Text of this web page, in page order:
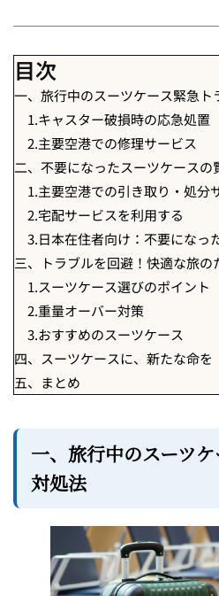
目次
一、旅行中のスーツケース緊急ト
1.キャスター破損時の応急処置
2.主要空港での修理サービス
二、不要になったスーツケースの
1.主要空港での引き取り・処分
2.宅配サービスを利用する
3.日本在住者向け：不要になっ
三、トラブルを回避！快適な旅
1.スーツケース選びのポイント
2.重量オーバー対策
3.おすすめのスーツケース
四、スーツケースに、新たな命を
五、まとめ
一、旅行中のスーツ
対処法